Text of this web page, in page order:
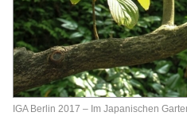
IGA Berlin 2017 – Im Japanischen